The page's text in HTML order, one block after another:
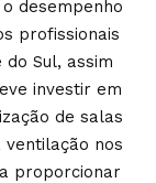
desempenho
profissionais
do Sul, assim
investir em
de salas
nos
proporcionar